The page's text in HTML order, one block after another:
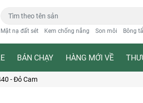
Mặt nạ đất sét Kem chống nắng Son môi Bông
BÁN CHẠY HÀNG MỚI VỀ
- Đỏ Cam